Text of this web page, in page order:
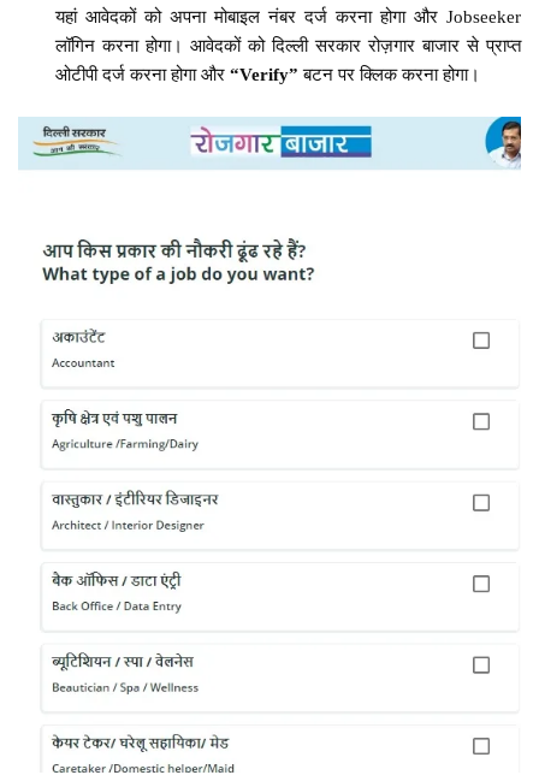
यहां आवेदकों को अपना मोबाइल नंबर दर्ज करना होगा और Jobseeker
लॉगिन करना होगा। आवेदकों को दिल्ली सरकार रोज़गार बाजार से प्राप्त
ओटीपी दर्ज करना होगा और “Verify” बटन पर क्लिक करना होगा।